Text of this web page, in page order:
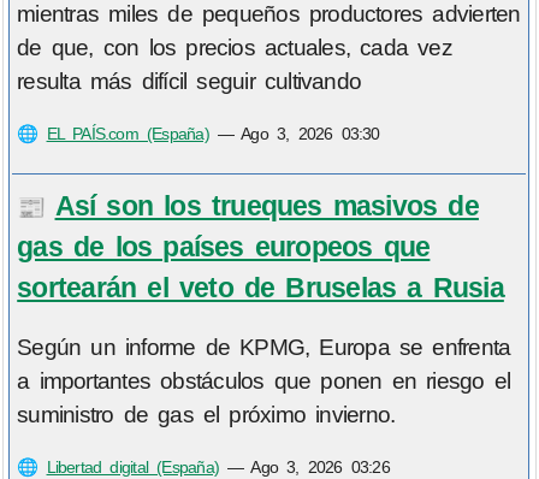
mientras miles de pequeños productores advierten
de que, con los precios actuales, cada vez
resulta más difícil seguir cultivando
🌐 EL PAÍS.com (España)—Ago 3, 2026 03:30
📰 Así son los trueques masivos de
gas de los países europeos que
sortearán el veto de Bruselas a Rusia
Según un informe de KPMG, Europa se enfrenta
a importantes obstáculos que ponen en riesgo el
suministro de gas el próximo invierno.
🌐 Libertad digital (España) —Ago 3, 2026 03:26